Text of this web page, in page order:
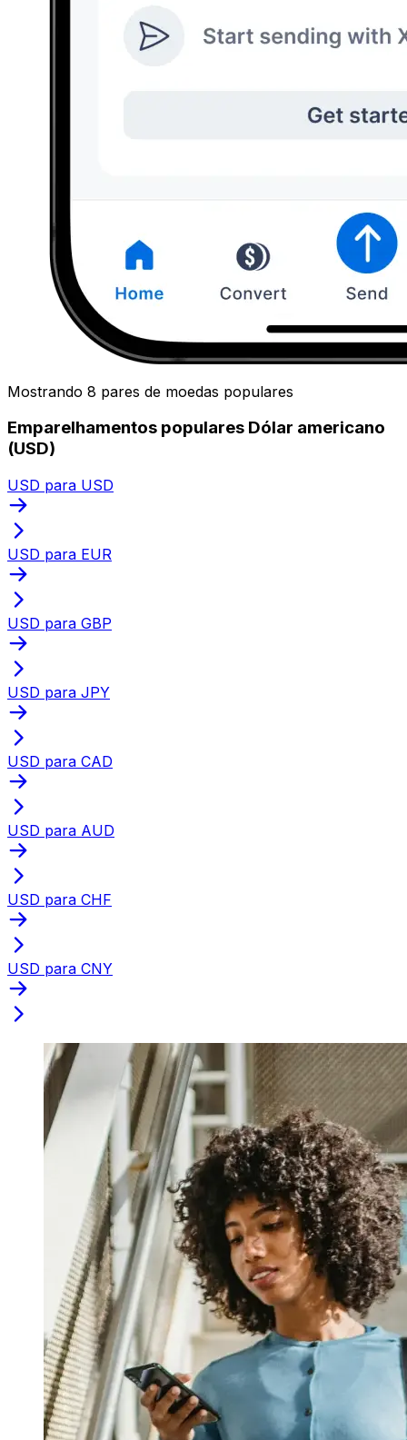
Mostrando 8 pares de moedas populares
Emparelhamentos populares Dólar americano
(USD)
USD para USD
USD para EUR
USD para GBP
USD para JPY
USD para CAD
USD para AUD
USD para CHF
USD para CNY